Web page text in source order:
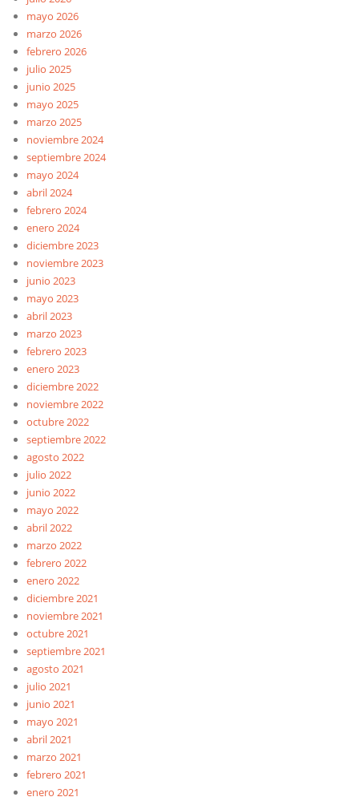
mayo 2026
marzo 2026
febrero 2026
julio 2025
junio 2025
mayo 2025
marzo 2025
noviembre 2024
septiembre 2024
mayo 2024
abril 2024
febrero 2024
enero 2024
diciembre 2023
noviembre 2023
junio 2023
mayo 2023
abril 2023
marzo 2023
febrero 2023
enero 2023
diciembre 2022
noviembre 2022
octubre 2022
septiembre 2022
agosto 2022
julio 2022
junio 2022
mayo 2022
abril 2022
marzo 2022
febrero 2022
enero 2022
diciembre 2021
noviembre 2021
octubre 2021
septiembre 2021
agosto 2021
julio 2021
junio 2021
mayo 2021
abril 2021
marzo 2021
febrero 2021
enero 2021